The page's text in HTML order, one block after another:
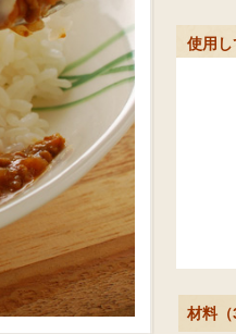
使用
材料（